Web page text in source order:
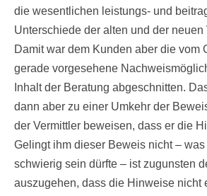
die wesentlichen leistungs- und
Unterschiede der alten und der neuen
Damit war dem Kunden aber die vom
gerade vorgesehene
Inhalt der Beratung abgeschnitten.
dann aber zu einer Umkehr der
der Vermittler beweisen, dass er die
Gelingt ihm dieser Beweis nicht –
schwierig sein dürfte – ist zugunsten
auszugehen, dass die Hinweise nicht